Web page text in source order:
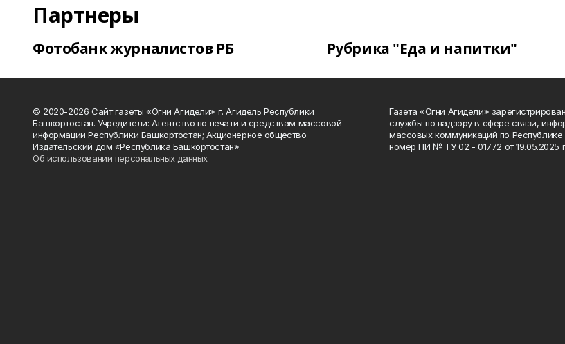
Партнеры
Фотобанк журналистов РБ Рубрика "Еда и напитки"
© 2020-2026 Сайт газеты «Огни Агидели» г. Агидель Республики
Башкортостан. Учредители: Агентство по печати и средствам массовой
информации Республики Башкортостан; Акционерное общество
Издательский дом «Республика Башкортостан».
Об использовании персональных данных
Газета «Огни Агидели»
службы по надзору в сфере связи,
массовых коммуникаций по Республике
номер ПИ № ТУ 02 - 01772 от 19.05.2025